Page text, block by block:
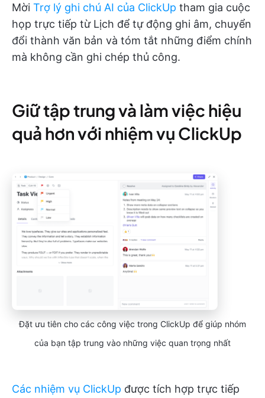
Mời Trợ lý ghi chú AI của ClickUp tham gia cuộc
họp trực tiếp từ Lịch để tự động ghi âm, chuyển
đổi thành văn bản và tóm tắt những điểm chính
mà không cần ghi chép thủ công.
Giữ tập trung và làm việc hiệu
quả hơn với nhiệm vụ ClickUp
Đặt ưu tiên cho các công việc trong ClickUp để giúp nhóm
của bạn tập trung vào những việc quan trọng nhất
Các nhiệm vụ ClickUp được tích hợp trực tiếp